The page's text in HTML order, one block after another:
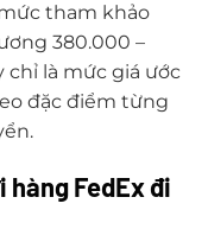
tham khảo
380.000 –
chỉ là mức giá ước
đặc điểm từng
FedEx đi